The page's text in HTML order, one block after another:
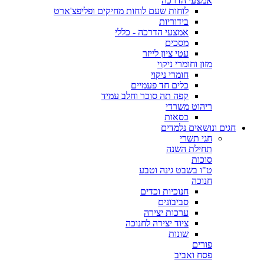
לוחות שעם לוחות מחיקים ופליפצ'ארט
בידוריות
אמצעי הדרכה - כללי
מסכים
עטי ציון לייזר
מזון וחומרי ניקוי
חומרי ניקוי
כלים חד פעמיים
קפה תה סוכר וחלב עמיד
ריהוט משרדי
כסאות
חגים ונושאים נלמדים
חגי תשרי
תחילת השנה
סוכות
ט"ו בשבט גינה וטבע
חנוכה
חנוכיות וכדים
סביבונים
ערכות יצירה
ציוד יצירה לחנוכה
שונות
פורים
פסח ואביב